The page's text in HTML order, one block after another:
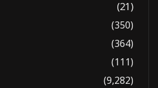
(21)
(350)
(364)
(111)
(9,282)